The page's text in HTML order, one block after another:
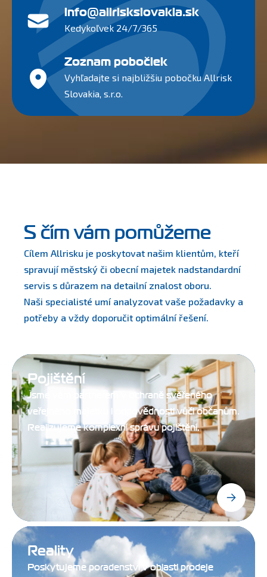
info@allriskslovakia.sk
Kedykoľvek 24/7/365
Zoznam pobočiek
Vyhľadajte si najbližšiu pobočku Allrisk
Slovakia, s.r.o.
S čím vám pomůžeme
Cílem Allrisku je poskytovat našim klientům, kteří
spravují městský či obecní majetek nadstandardní
servis s důrazem na detailní znalost oboru.
Naši specialisté umí analyzovat vaše požadavky a
potřeby a vždy doporučit optimální řešení.
Pojištění
Jsme vám partnerem v ochraně svěřeného
veřejného majetku i odpovědnosti vůči občanům.
Realizujeme komplexní správu pojištění.
Reality
Poskytujeme poradenství v oblasti prodeje